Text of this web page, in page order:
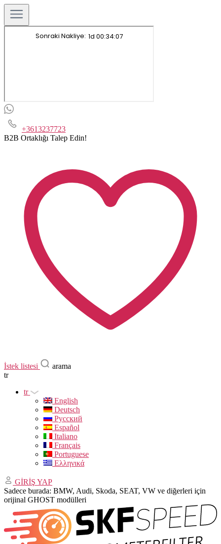
+3613237723
B2B Ortaklığı Talep Edin!
İstek listesi
arama
tr
tr
English
Deutsch
Русский
Español
Italiano
Français
Portuguese
Ελληνικά
GİRİŞ YAP
Sadece burada: BMW, Audi, Skoda, SEAT, VW ve diğerleri için
orijinal GHOST modülleri